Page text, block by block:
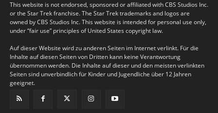
This website is not endorsed, sponsored or affiliated with CBS Studios Inc.
or the Star Trek franchise. The Star Trek trademarks and logos are
owned by CBS Studios Inc. This website is intended for personal use only,
under “fair use” principles of United States copyright law.
Auf dieser Website wird zu anderen Seiten im Internet verlinkt. Für die
Inhalte auf diesen Seiten von Dritten kann keine Verantwortung
übernommen werden. Die Inhalte auf dieser und den meisten verlinkten
Seiten sind unverbindlich für Kinder und Jugendliche über 12 Jahren
geeignet.